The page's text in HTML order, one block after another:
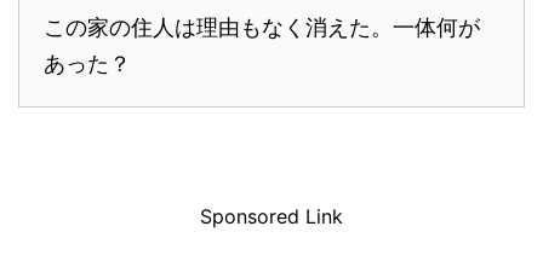
この家の住人は理由もなく消えた。一体何が
あった？
Sponsored Link